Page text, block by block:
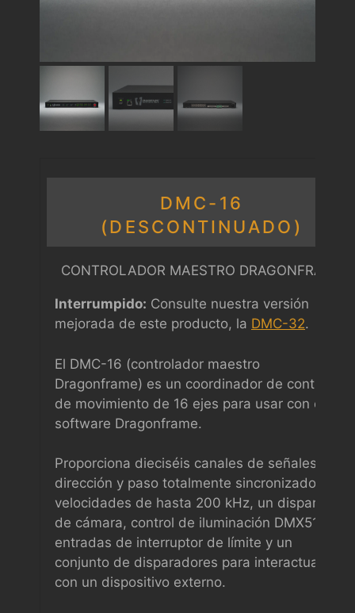
DMC-16
(DESCONTINUADO)
CONTROLADOR MAESTRO DRAGONFRAME
Interrumpido: Consulte nuestra versión
mejorada de este producto, la DMC-32.
El DMC-16 (controlador maestro
Dragonframe) es un coordinador de control
de movimiento de 16 ejes para usar con el
software Dragonframe.
Proporciona dieciséis canales de señales de
dirección y paso totalmente sincronizados a
velocidades de hasta 200 kHz, un disparador
de cámara, control de iluminación DMX512,
entradas de interruptor de límite y un
conjunto de disparadores para interactuar
con un dispositivo externo.